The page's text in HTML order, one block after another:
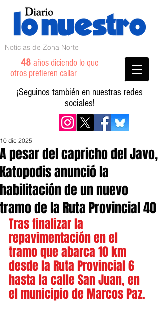
Noticias de Zona Norte
48 años diciendo lo que
otros prefieren callar
¡Seguinos también en nuestras redes
sociales!
A pesar del capricho del Javo,
Katopodis anunció la
habilitación de un nuevo
tramo de la Ruta Provincial 40
10 dic 2025
Tras finalizar la
repavimentación en el
tramo que abarca 10 km
desde la Ruta Provincial 6
hasta la calle San Juan, en
el municipio de Marcos Paz.